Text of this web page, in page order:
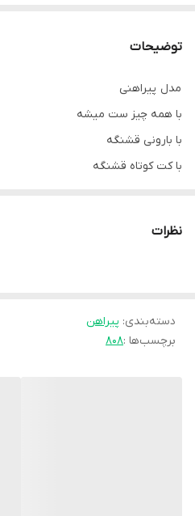
توضیحات
مدل پیراهنی
با همه چیز ست میشه
با بارونی قشنگه
با کت کوتاه قشنگه
سایز 1; 2
سایز یک مناسب 38.40.42.44
نظرات
دسته‌بندی: پیراهن
برچسب‌ها :۸۰۸